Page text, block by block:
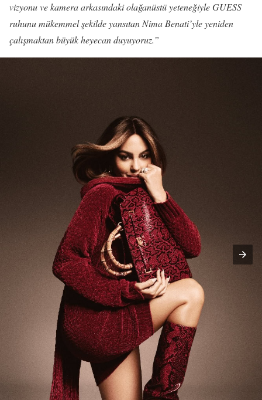
vizyonu ve kamera arkasındaki olağanüstü yeteneğiyle GUESS
ruhunu mükemmel şekilde yansıtan Nima Benati’yle yeniden
çalışmaktan büyük heyecan duyuyoruz.”